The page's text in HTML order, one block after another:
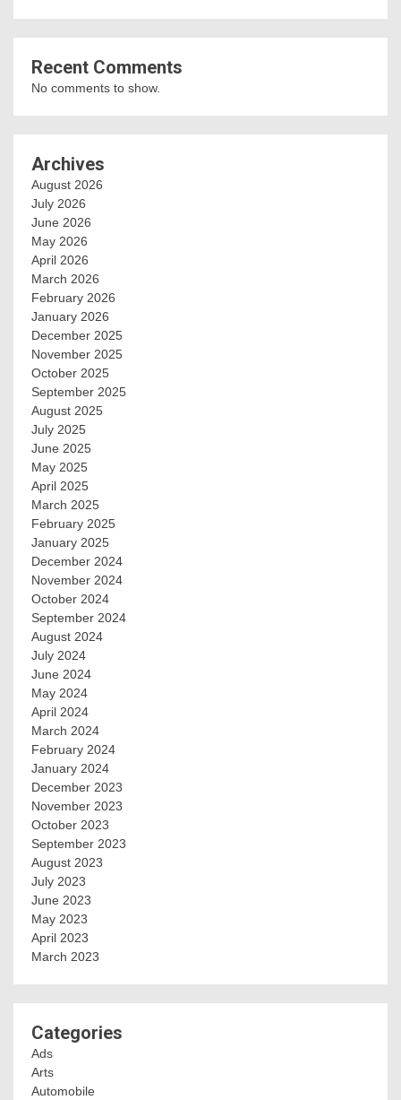
Recent Comments
No comments to show.
Archives
August 2026
July 2026
June 2026
May 2026
April 2026
March 2026
February 2026
January 2026
December 2025
November 2025
October 2025
September 2025
August 2025
July 2025
June 2025
May 2025
April 2025
March 2025
February 2025
January 2025
December 2024
November 2024
October 2024
September 2024
August 2024
July 2024
June 2024
May 2024
April 2024
March 2024
February 2024
January 2024
December 2023
November 2023
October 2023
September 2023
August 2023
July 2023
June 2023
May 2023
April 2023
March 2023
Categories
Ads
Arts
Automobile